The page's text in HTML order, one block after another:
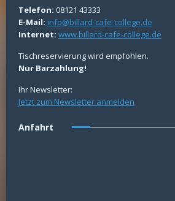
Telefon: 08121 43333
E-Mail: info@billard-cafe-college.de
Internet: www.billard-cafe-college.de
Tischreservierung wird empfohlen.
Nur Barzahlung!
Ihr Newsletter:
Jetzt zum Newsletter anmelden
Anfahrt